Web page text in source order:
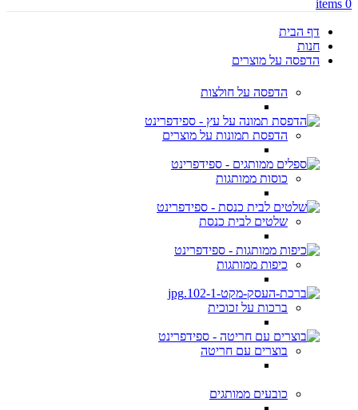
0
items
דף הבית
חנות
הדפסה על מוצרים
הדפסה על חולצות
הדפסת תמונות על מוצרים
כוסות ממותגות
שלטים לבית כנסת
כיפות ממותגות
ברכות על זכוכית
בוצרים עם חריטה
כובעים ממותגים